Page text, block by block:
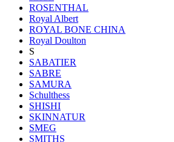
ROSENTHAL
Royal Albert
ROYAL BONE CHINA
Royal Doulton
S
SABATIER
SABRE
SAMURA
Schulthess
SHISHI
SKINNATUR
SMEG
SMITHS